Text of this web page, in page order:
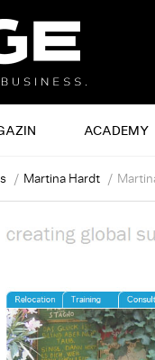
ACADEMY
Martina Hardt